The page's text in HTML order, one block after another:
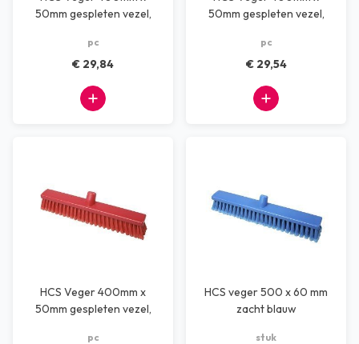
50mm gespleten vezel,
pc
€ 29,84
50mm gespleten vezel,
pc
€ 29,54
HCS Veger 400mm x
50mm gespleten vezel,
pc
HCS veger 500 x 60 mm
zacht blauw
stuk